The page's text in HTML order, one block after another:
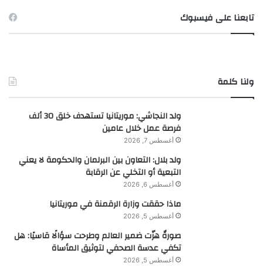
تابعنا على فيسبوك
ولنا كلمة
ولد النجاشي: موريتانيا تستهدف خلق 30 ألف
فرصة عمل خلال عامين
أغسطس 7, 2026
ولد بلال: التعاون بين البرلمان والحكومة لا يعني
التبعية أو التخلي عن الرقابة
أغسطس 6, 2026
ماذا حققت وزارة الرقمنة في موريتانيا
أغسطس 5, 2026
صورةٌ هزّت ضمير العالم وطرحت سؤالًا قاسيًا: هل
تكفي عدسة الصحفي لتوثيق المأساة
أغسطس 5, 2026